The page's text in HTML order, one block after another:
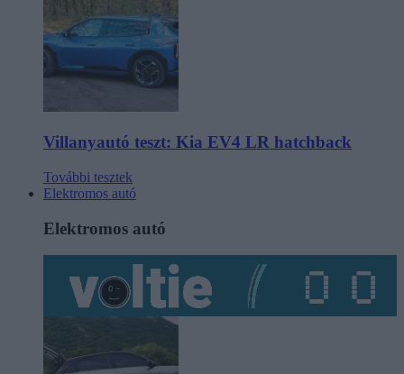
Villanyautó teszt: Kia EV4 LR hatchback
További tesztek
Elektromos autó
Elektromos autó